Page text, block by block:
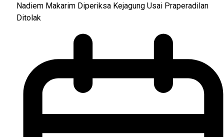
Nadiem Makarim Diperiksa Kejagung Usai Praperadilan
Ditolak